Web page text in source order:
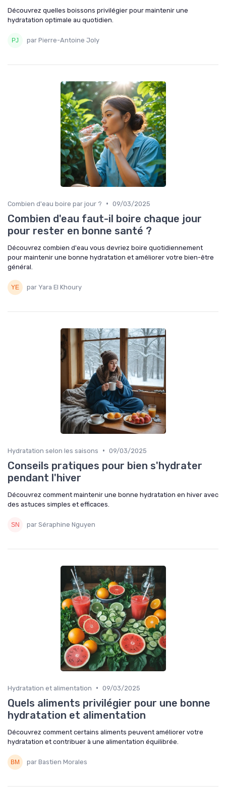
Découvrez quelles boissons privilégier pour maintenir une
hydratation optimale au quotidien.
par Pierre-Antoine Joly
Combien d'eau boire par jour ? • 09/03/2025
Combien d'eau faut-il boire chaque jour
pour rester en bonne santé ?
Découvrez combien d'eau vous devriez boire quotidiennement
pour maintenir une bonne hydratation et améliorer votre bien-être
général.
par Yara El Khoury
Hydratation selon les saisons • 09/03/2025
Conseils pratiques pour bien s'hydrater
pendant l'hiver
Découvrez comment maintenir une bonne hydratation en hiver avec
des astuces simples et efficaces.
par Séraphine Nguyen
Hydratation et alimentation • 09/03/2025
Quels aliments privilégier pour une bonne
hydratation et alimentation
Découvrez comment certains aliments peuvent améliorer votre
hydratation et contribuer à une alimentation équilibrée.
par Bastien Morales